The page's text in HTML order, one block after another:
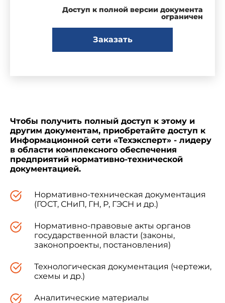
Доступ к полной версии документа
ограничен
Заказать
Чтобы получить полный доступ к этому и
другим документам, приобретайте доступ к
Информационной сети «Техэксперт» - лидеру
в области комплексного обеспечения
предприятий нормативно-технической
документацией.
Нормативно-техническая документация
(ГОСТ, СНиП, ГН, Р, ГЭСН и др.)
Нормативно-правовые акты органов
государственной власти (законы,
законопроекты, постановления)
Технологическая документация (чертежи,
схемы и др.)
Аналитические материалы